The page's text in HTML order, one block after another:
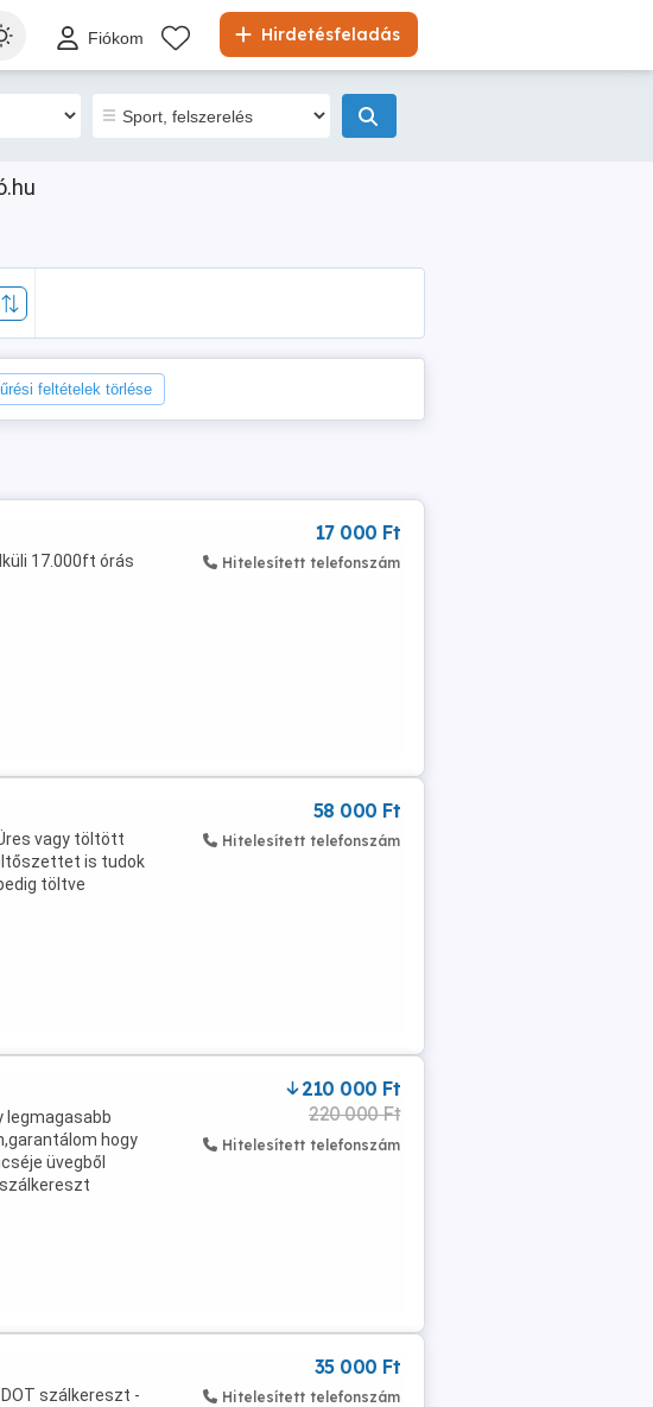
Hirdetésfeladás
Fiókom
feltételek törlése
17.000ft órás
17 000 Ft
Hitelesített telefonszám
vagy töltött
is tudok
töltve
58 000 Ft
Hitelesített telefonszám
legmagasabb
hogy
üvegből
210 000 Ft
220 000 Ft
Hitelesített telefonszám
szálkereszt -
35 000 Ft
Hitelesített telefonszám